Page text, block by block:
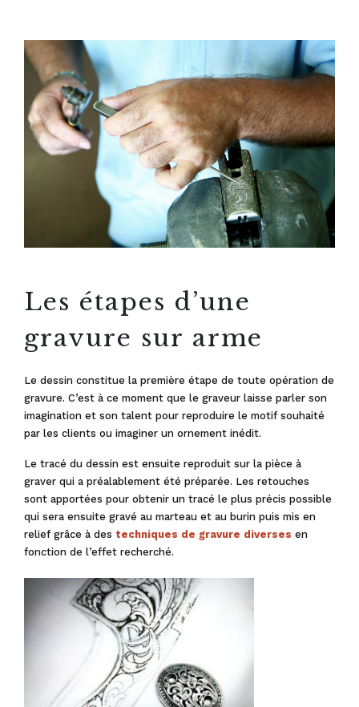
Les étapes d’une
gravure sur arme
Le dessin constitue la première étape de toute opération de
gravure. C’est à ce moment que le graveur laisse parler son
imagination et son talent pour reproduire le motif souhaité
par les clients ou imaginer un ornement inédit.
Le tracé du dessin est ensuite reproduit sur la pièce à
graver qui a préalablement été préparée. Les retouches
sont apportées pour obtenir un tracé le plus précis possible
qui sera ensuite gravé au marteau et au burin puis mis en
relief grâce à des techniques de gravure diverses en
fonction de l’effet recherché.